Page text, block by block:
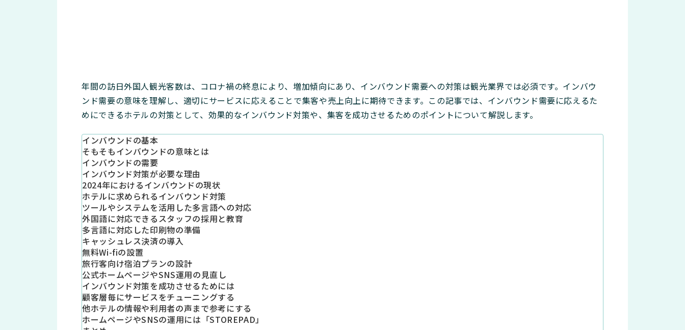
年間の訪日外国人観光客数は、コロナ禍の終息により、増加傾向にあり、インバウンド需要への対策は観光業界では必須です。インバウ
ンド需要の意味を理解し、適切にサービスに応えることで集客や売上向上に期待できます。この記事では、インバウンド需要に応えるた
めにできるホテルの対策として、効果的なインバウンド対策や、集客を成功させるためのポイントについて解説します。
インバウンドの基本
そもそもインバウンドの意味とは
インバウンドの需要
インバウンド対策が必要な理由
2024年におけるインバウンドの現状
ホテルに求められるインバウンド対策
ツールやシステムを活用した多言語への対応
外国語に対応できるスタッフの採用と教育
多言語に対応した印刷物の準備
キャッシュレス決済の導入
無料Wi-fiの設置
旅行客向け宿泊プランの設計
公式ホームページやSNS運用の見直し
インバウンド対策を成功させるためには
顧客層毎にサービスをチューニングする
他ホテルの情報や利用者の声まで参考にする
ホームページやSNSの運用には「STOREPAD」